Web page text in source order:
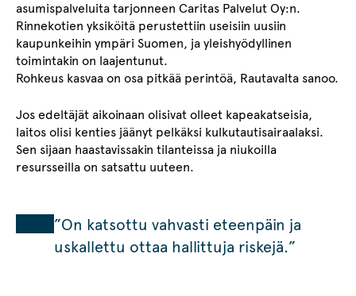
asumispalveluita tarjonneen Caritas Palvelut Oy:n.
Rinnekotien yksiköitä perustettiin useisiin uusiin
kaupunkeihin ympäri Suomen, ja yleishyödyllinen
toimintakin on laajentunut.
Rohkeus kasvaa on osa pitkää perintöä, Rautavalta sanoo.
Jos edeltäjät aikoinaan olisivat olleet kapeakatseisia,
laitos olisi kenties jäänyt pelkäksi kulkutautisairaalaksi.
Sen sijaan haastavissakin tilanteissa ja niukoilla
resursseilla on satsattu uuteen.
”On katsottu vahvasti eteenpäin ja
uskallettu ottaa hallittuja riskejä.”